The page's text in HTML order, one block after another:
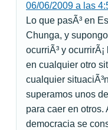
06/06/2009 a las
Lo que pasÃ³ en
Chunga, y
ocurriÃ³ y
en cualquier otro
cualquier
superamos unos
para caer en otros.
democracia se